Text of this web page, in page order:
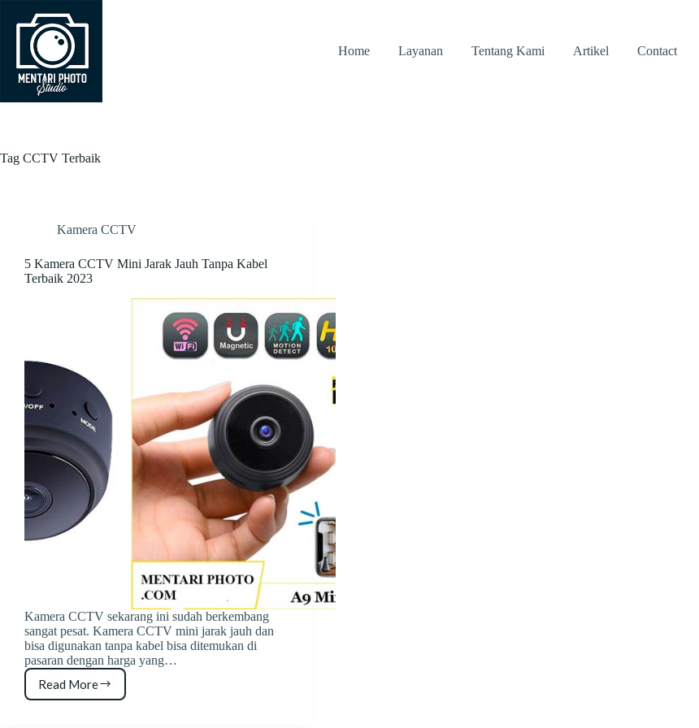
content
Home
Layanan Tentang Kami Artikel Contact
Tag CCTV Terbaik
Kamera CCTV
5 Kamera CCTV Mini Jarak Jauh Tanpa Kabel
Terbaik 2023
Kamera CCTV sekarang ini sudah berkembang
sangat pesat. Kamera CCTV mini jarak jauh dan
bisa digunakan tanpa kabel bisa ditemukan di
pasaran dengan harga yang…
Read More
5
Kamera